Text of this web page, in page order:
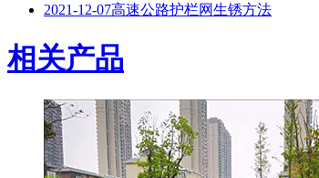
2021-12-07高速公路护栏网生锈方法
相关产品